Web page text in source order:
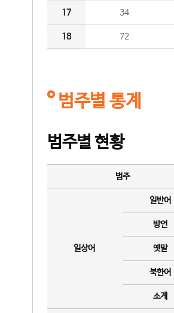
17 34
18 72
범주별 통계
범주별 현황
범주
일상어
일반어
방언
옛말
북한어
소계